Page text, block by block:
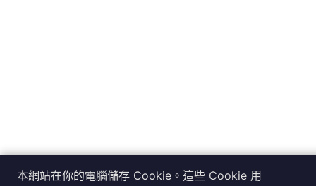
本網站在你的電腦儲存 Cookie。這些 Cookie 用